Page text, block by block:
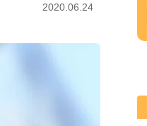
2020.06.24